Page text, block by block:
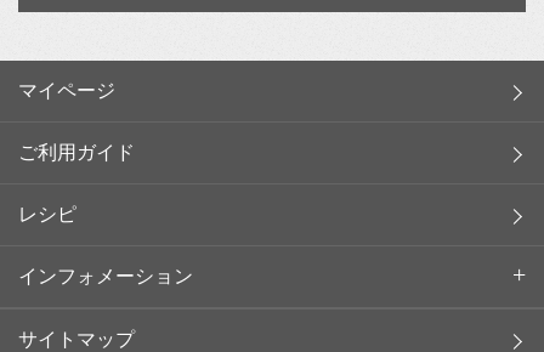
マイページ
ご利用ガイド
レシピ
インフォメーション
サイトマップ